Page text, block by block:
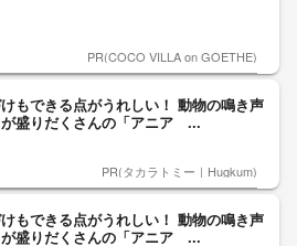
PR(COCO VILLA on GOETHE)
もできる点がうれしい！ 動物の鳴き声
盛りだくさんの「アニア ...
PR(タカラトミー｜Hugkum)
もできる点がうれしい！ 動物の鳴き声
盛りだくさんの「アニア ...